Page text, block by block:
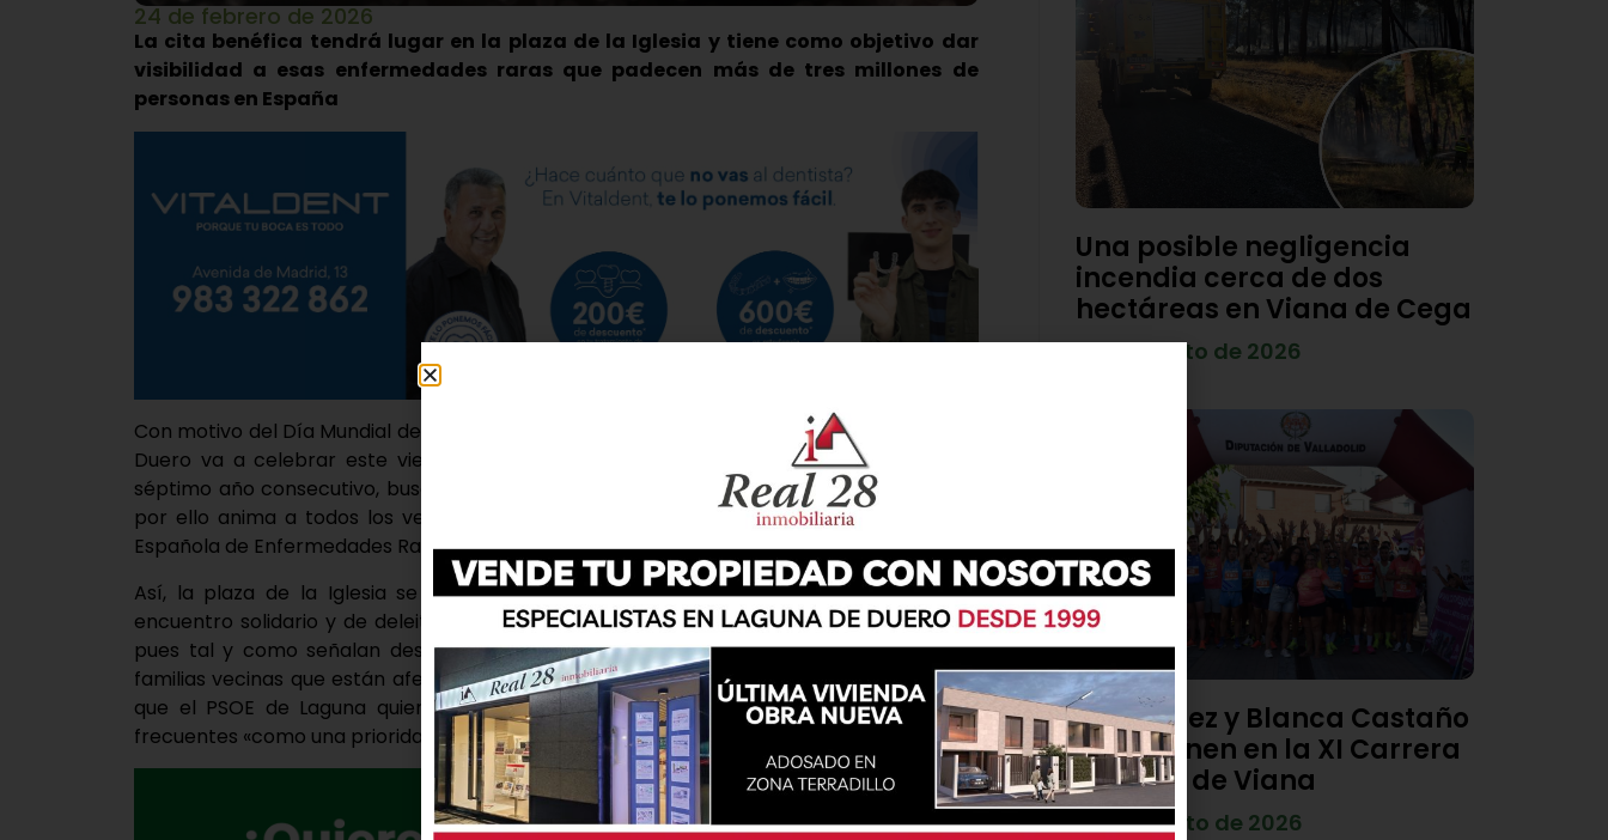
24 de febrero de 2026
La cita benéfica tendrá lugar en la plaza de la Iglesia y tiene como objetivo dar
visibilidad a esas enfermedades raras que padecen más de tres millones de
personas en España
Con motivo del Día Mundial de las Enfermedades Raras, el Partido Socialista de Laguna de
Duero va a celebrar este viernes su chocolatada anual solidaria. Un evento que, por
séptimo año consecutivo, busca aportar su granito de arena a este tipo de dolencias, y
por ello anima a todos los vecinos a participar y recaudar fondos para la Federación
Española de Enfermedades Raras (FEDER).
Así, la plaza de la Iglesia se convertirá este viernes 27 de febrero en un punto de
encuentro solidario y de deleite chocolatero a partir de las 17:30 hasta las 20:00 horas,
pues tal y como señalan desde la formación, «Laguna no es una excepción y existen
familias vecinas que están afectadas y sufren este tipo de enfermedades», y es por ello
que el PSOE de Laguna quiere también con esta cita situar las enfermedades poco
frecuentes «como una prioridad en la agenda social y sanitaria».
Una posible negligencia
incendia cerca de dos
hectáreas en Viana de Cega
7 de agosto de 2026
Diego Díez y Blanca Castaño
se imponen en la XI Carrera
Popular de Viana
4 de agosto de 2026